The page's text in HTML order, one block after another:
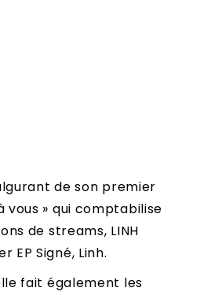
de son premier
vous » qui comptabilise
de streams, LINH
EP Signé, Linh.
fait également les